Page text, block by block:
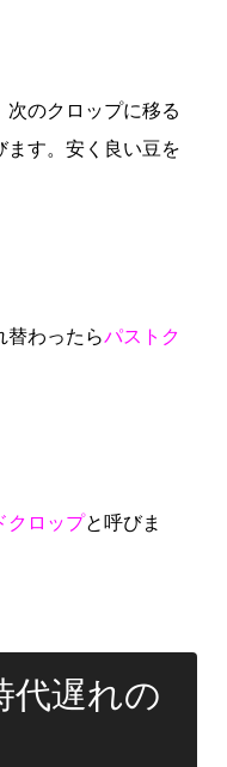
次のクロップに移る
ます。安く良い豆を
替わったらパストク
クロップと呼びま
代遅れの